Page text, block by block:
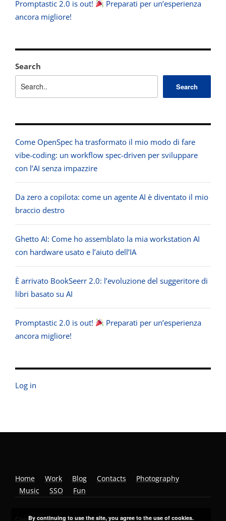
Promptastic 2.0 is out!
Preparati per un’esperienza
ancora migliore!
Search
Search
Come OpenSpec ha trasformato il mio modo di fare
vibe-coding: un workflow spec-driven per sviluppare
con l’AI senza impazzire
Da zero a copilota: come un agente AI è diventato il mio
braccio destro
Ghetto AI: Come ho assemblato la mia workstation AI
con hardware usato e l’aiuto dell’IA
È arrivato BookSeerr 2.0: l’evoluzione del suggeritore di
libri basato su AI
Promptastic 2.0 is out!
Preparati per un’esperienza
ancora migliore!
Log in
Home Work Blog Contacts
Photography
Music
SSO Fun
Copyright © 2026 Bertorello.info.
By continuing to use the site, you agree to the use of cookies.